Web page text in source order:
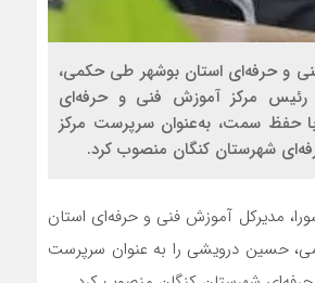
و حرفه‌ای استان بوشهر طی حکمی،
مرکز آموزش فنی و حرفه‌ای
حفظ سمت، به‌عنوان سرپرست مرکز
شهرستان کنگان منصوب کرد.
مدیرکل آموزش فنی و حرفه‌ای استان
حسین درویشی را به عنوان سرپرست